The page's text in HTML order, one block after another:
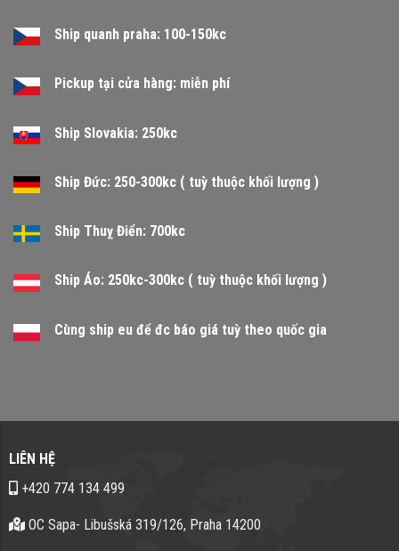
Ship quanh praha: 100-150kc
Pickup tại cửa hàng: miễn phí
Ship Slovakia: 250kc
Ship Đức: 250-300kc ( tuỳ thuộc khối lượng )
Ship Thuỵ Điển: 700kc
Ship Áo: 250kc-300kc ( tuỳ thuộc khối lượng )
Cùng ship eu để đc báo giá tuỳ theo quốc gia
LIÊN HỆ
+420 774 134 499
OC Sapa- Libušská 319/126, Praha 14200